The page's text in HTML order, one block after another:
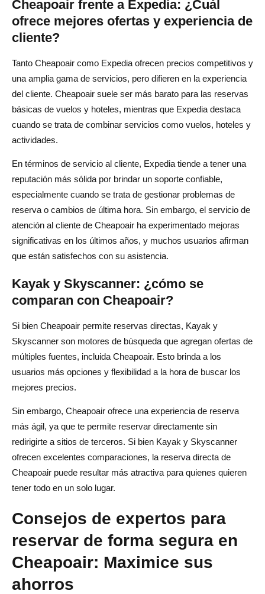
Cheapoair frente a Expedia: ¿Cuál
ofrece mejores ofertas y experiencia de
cliente?
Tanto Cheapoair como Expedia ofrecen precios competitivos y
una amplia gama de servicios, pero difieren en la experiencia
del cliente. Cheapoair suele ser más barato para las reservas
básicas de vuelos y hoteles, mientras que Expedia destaca
cuando se trata de combinar servicios como vuelos, hoteles y
actividades.
En términos de servicio al cliente, Expedia tiende a tener una
reputación más sólida por brindar un soporte confiable,
especialmente cuando se trata de gestionar problemas de
reserva o cambios de última hora. Sin embargo, el servicio de
atención al cliente de Cheapoair ha experimentado mejoras
significativas en los últimos años, y muchos usuarios afirman
que están satisfechos con su asistencia.
Kayak y Skyscanner: ¿cómo se
comparan con Cheapoair?
Si bien Cheapoair permite reservas directas, Kayak y
Skyscanner son motores de búsqueda que agregan ofertas de
múltiples fuentes, incluida Cheapoair. Esto brinda a los
usuarios más opciones y flexibilidad a la hora de buscar los
mejores precios.
Sin embargo, Cheapoair ofrece una experiencia de reserva
más ágil, ya que te permite reservar directamente sin
redirigirte a sitios de terceros. Si bien Kayak y Skyscanner
ofrecen excelentes comparaciones, la reserva directa de
Cheapoair puede resultar más atractiva para quienes quieren
tener todo en un solo lugar.
Consejos de expertos para
reservar de forma segura en
Cheapoair: Maximice sus
ahorros